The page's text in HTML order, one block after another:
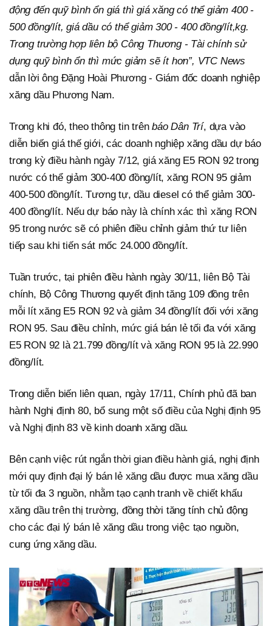
động đến quỹ bình ổn giá thì giá xăng có thể giảm 400 -
500 đồng/lít, giá dầu có thể giảm 300 - 400 đồng/lít,kg.
Trong trường hợp liên bộ Công Thương - Tài chính sử
dụng quỹ bình ổn thì mức giảm sẽ ít hơn”, VTC News
dẫn lời ông Đặng Hoài Phương - Giám đốc doanh nghiệp
xăng dầu Phương Nam.
Trong khi đó, theo thông tin trênbáo Dân Trí, dựa vào
diễn biến giá thế giới, các doanh nghiệp xăng dầu dự báo
trong kỳ điều hành ngày 7/12, giá xăng E5 RON 92 trong
nước có thể giảm 300-400 đồng/lít, xăng RON 95 giảm
400-500 đồng/lít. Tương tự, dầu diesel có thể giảm 300-
400 đồng/lít. Nếu dự báo này là chính xác thì xăng RON
95 trong nước sẽ có phiên điều chỉnh giảm thứ tư liên
tiếp sau khi tiến sát mốc 24.000 đồng/lít.
Tuần trước, tại phiên điều hành ngày 30/11, liên Bộ Tài
chính, Bộ Công Thương quyết định tăng 109 đồng trên
mỗi lít xăng E5 RON 92 và giảm 34 đồng/lít đối với xăng
RON 95. Sau điều chỉnh, mức giá bán lẻ tối đa với xăng
E5 RON 92 là 21.799 đồng/lít và xăng RON 95 là 22.990
đồng/lít.
Trong diễn biến liên quan, ngày 17/11, Chính phủ đã ban
hành Nghị định 80, bổ sung một số điều của Nghị định 95
và Nghị định 83 về kinh doanh xăng dầu.
Bên cạnh việc rút ngắn thời gian điều hành giá, nghị định
mới quy định đại lý bán lẻ xăng dầu được mua xăng dầu
từ tối đa 3 nguồn, nhằm tạo cạnh tranh về chiết khấu
xăng dầu trên thị trường, đồng thời tăng tính chủ động
cho các đại lý bán lẻ xăng dầu trong việc tạo nguồn,
cung ứng xăng dầu.